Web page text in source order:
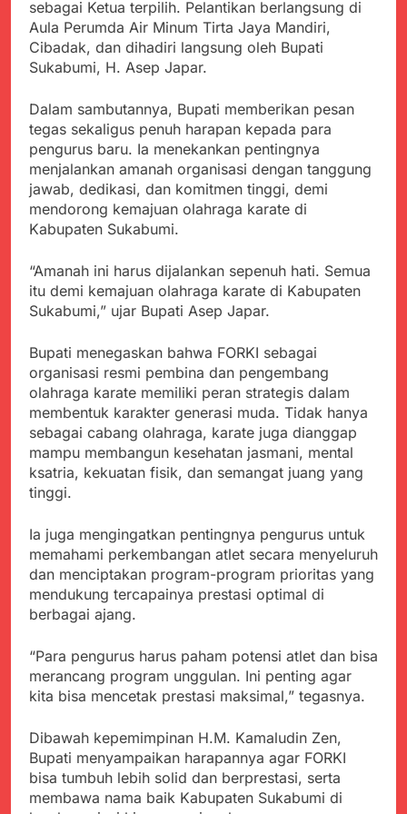
Kabupaten Sukabumi
Angkat Bicara
Satgas Yonif 310/KK
Lakukan Pengecatan
Dan Pembenahan
Juli 21, 2024
Kadinkes kab. Sukabumi
Angkat Bicara Terkait
yang akan Kadaluarsa
oleh Puskesmas
Diduga Pembelian Obat
oleh Puskesmas di
Kab. Sukabumi yang
akan Kadaluarsa.
Juli 20, 2024
Tunjukan
Perhatiannya, Satgas
Yonif 310/KK Berikan
Juli 20, 2024
Terbaru Kasus Dago
Elos
Juli 20, 2024
Kejaksaan Negeri Kab
Sukabumi didesak usut
penyelewengan
Pengadaan Buku Simi
Diduga Kuat
Inspektorat Kab,
Sukabumi
menyalahgunakan
Anggaran Thn 2023.
Juli 19, 2024
Sambut Tahun Ajaran
Baru, Satgas Yonif
310/KK Ajak Pelajar
Bersihkan Lingkungan
Juli 19, 2024
Selisih APBD Tahun
Jaga Keamanan
Lingkungan Sekolah,
Aiptu Sujarwo Beri
Edukasi Kamtibmas
kepada Siswa SDN
Agustus 10, 2026
Ketua DPD JWI
Verifikasi Isu Dugaan
terhadap Kepala KUA
Pabuaran
Aksi Humanis Polri:
Kapolsek Kebonpedes
Bantu Lansia dengan
Kursi Roda, Warga Haru
Agustus 7, 2026
Juta, BGN Benahi Basis
Penerima Program
Makan Bergizi Gratis
Agustus 6, 2026
Zulhas Pastikan SPPG
di Wilayah 3T Tuntas
sebagai Ketua terpilih. Pelantikan berlangsung di
Aula Perumda Air Minum Tirta Jaya Mandiri,
Cibadak, dan dihadiri langsung oleh Bupati
Sukabumi, H. Asep Japar.
Dalam sambutannya, Bupati memberikan pesan
tegas sekaligus penuh harapan kepada para
pengurus baru. Ia menekankan pentingnya
menjalankan amanah organisasi dengan tanggung
jawab, dedikasi, dan komitmen tinggi, demi
mendorong kemajuan olahraga karate di
Kabupaten Sukabumi.
“Amanah ini harus dijalankan sepenuh hati. Semua
itu demi kemajuan olahraga karate di Kabupaten
Sukabumi,” ujar Bupati Asep Japar.
Bupati menegaskan bahwa FORKI sebagai
organisasi resmi pembina dan pengembang
olahraga karate memiliki peran strategis dalam
membentuk karakter generasi muda. Tidak hanya
sebagai cabang olahraga, karate juga dianggap
mampu membangun kesehatan jasmani, mental
ksatria, kekuatan fisik, dan semangat juang yang
tinggi.
Ia juga mengingatkan pentingnya pengurus untuk
memahami perkembangan atlet secara menyeluruh
dan menciptakan program-program prioritas yang
mendukung tercapainya prestasi optimal di
berbagai ajang.
“Para pengurus harus paham potensi atlet dan bisa
merancang program unggulan. Ini penting agar
kita bisa mencetak prestasi maksimal,” tegasnya.
Dibawah kepemimpinan H.M. Kamaludin Zen,
Bupati menyampaikan harapannya agar FORKI
bisa tumbuh lebih solid dan berprestasi, serta
membawa nama baik Kabupaten Sukabumi di